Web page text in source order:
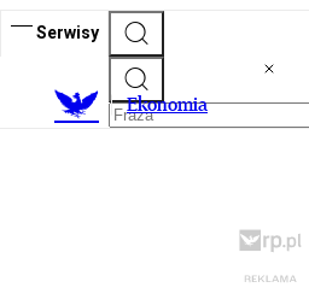
Serwisy
Ekonomia